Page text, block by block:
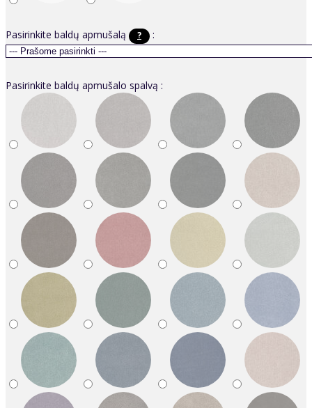
Pasirinkite baldų apmušalą ? :
Pasirinkite baldų apmušalo spalvą :